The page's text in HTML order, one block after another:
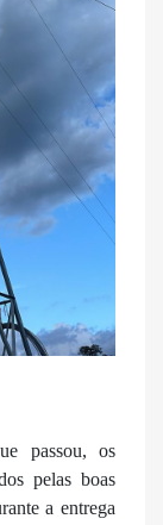
passou, os
pelas boas
a entrega